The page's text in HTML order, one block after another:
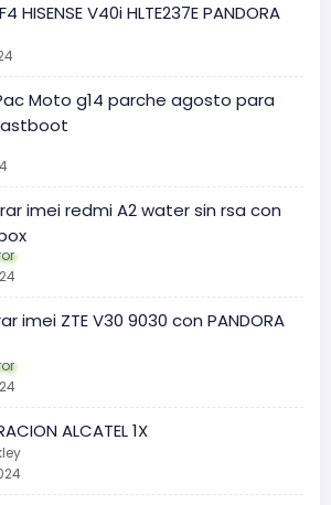
HISENSE V40i HLTE237E PANDORA
Moto g14 parche agosto para
imei redmi A2 water sin rsa con
imei ZTE V30 9030 con PANDORA
ALCATEL 1X